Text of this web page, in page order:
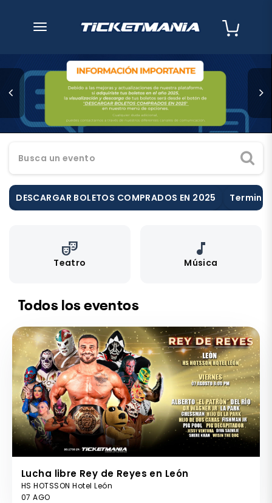
desplegar navegación
Busca un evento
DESCARGAR BOLETOS COMPRADOS EN 2025
theater_comedy
Teatro
music_note
Música
Todos los eventos
Lucha libre Rey de Reyes en León
HS HOTSSON Hotel León
07 AGO